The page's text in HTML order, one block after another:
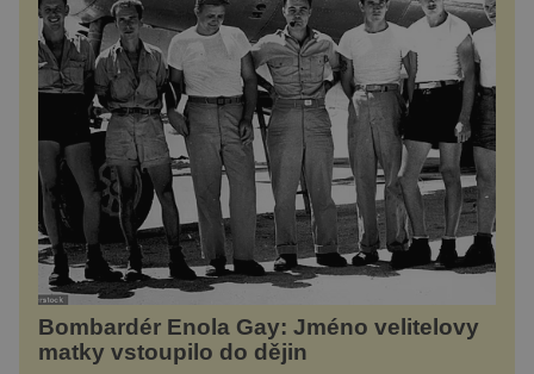
Bombardér Enola Gay: Jméno velitelovy
matky vstoupilo do dějin